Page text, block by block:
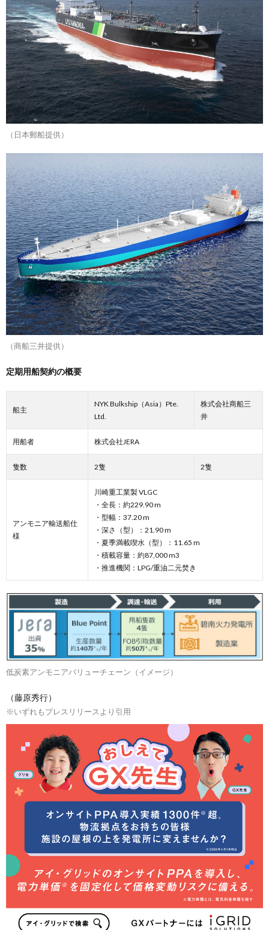
（日本郵船提供）
（商船三井提供）
定期用船契約の概要
船主
NYK Bulkship（Asia）Pte.
Ltd.
株式会社商船三
井
用船者 株式会社JERA
隻数 2隻 2隻
アンモニア輸送船仕
様
川崎重工業製 VLGC
・全長：約229.90 m
・型幅：37.20 m
・深さ（型）：21.90 m
・夏季満載喫水（型）：11.65 m
・積載容量：約87,000 m3
・推進機関：LPG/重油二元焚き
低炭素アンモニアバリューチェーン（イメージ）
（藤原秀行）
※いずれもプレスリリースより引用